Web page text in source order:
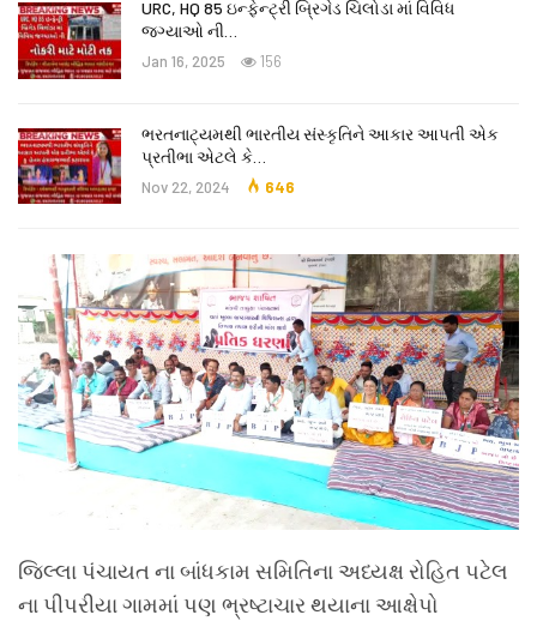
URC, HQ 85 ઇન્ફેન્ટ્રી બ્રિગેડ ચિલોડા માં વિવિધ
જગ્યાઓ ની…
Jan 16, 2025 156
ભરતનાટ્યમથી ભારતીય સંસ્કૃતિને આકાર આપતી એક
પ્રતીભા એટલે કે‌…
Nov 22, 2024 646
જિલ્લા પંચાયત ના બાંધકામ સમિતિના અધ્યક્ષ રોહિત પટેલ
ના પીપરીયા ગામમાં પણ ભ્રષ્ટાચાર થયાના આક્ષેપો